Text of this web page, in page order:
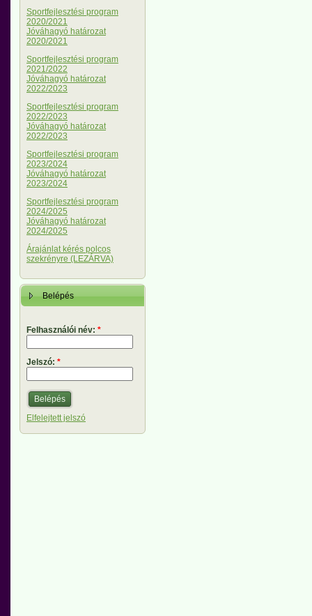
Sportfejlesztési program
2020/2021
Jóváhagyó határozat
2020/2021
Sportfejlesztési program
2021/2022
Jóváhagyó határozat
2022/2023
Sportfejlesztési program
2022/2023
Jóváhagyó határozat
2022/2023
Sportfejlesztési program
2023/2024
Jóváhagyó határozat
2023/2024
Sportfejlesztési program
2024/2025
Jóváhagyó határozat
2024/2025
Árajánlat kérés polcos
szekrényre (LEZÁRVA)
Belépés
Felhasználói név: *
Jelszó: *
Elfelejtett jelszó